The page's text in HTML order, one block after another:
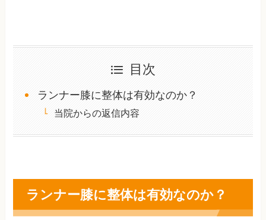
目次
ランナー膝に整体は有効なのか？
当院からの返信内容
ランナー膝に整体は有効なのか？